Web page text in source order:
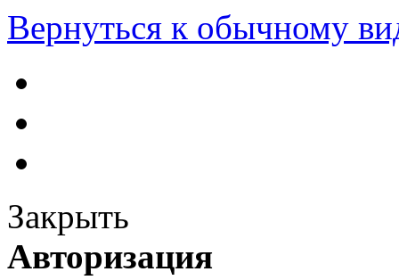
Вернуться к обычному
Закрыть
Авторизация